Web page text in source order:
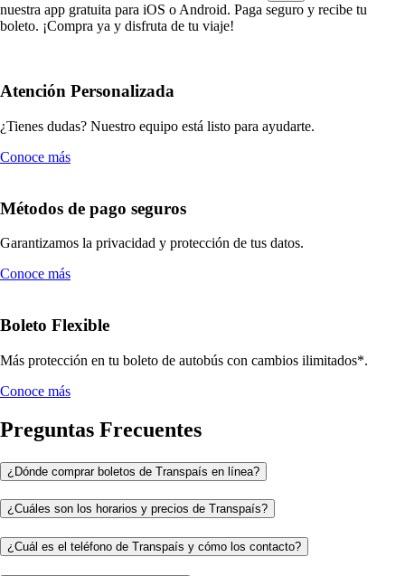
nuestra app gratuita para iOS o Android. Paga seguro y recibe tu
boleto. ¡Compra ya y disfruta de tu viaje!
Atención Personalizada
¿Tienes dudas? Nuestro equipo está listo para ayudarte.
Conoce más
Métodos de pago seguros
Garantizamos la privacidad y protección de tus datos.
Conoce más
Boleto Flexible
Más protección en tu boleto de autobús con cambios ilimitados*.
Conoce más
Preguntas Frecuentes
¿Dónde comprar boletos de Transpaís en línea?
¿Cuáles son los horarios y precios de Transpaís?
¿Cuál es el teléfono de Transpaís y cómo los contacto?